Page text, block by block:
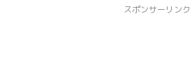
スポンサーリンク